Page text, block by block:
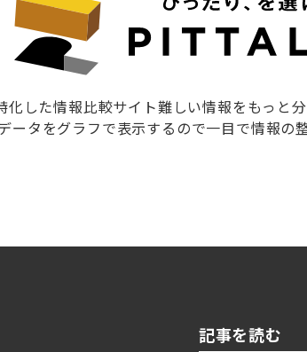
した情報比較サイト難しい情報をもっと分
ータをグラフで表示するので一目で情報の
記事を読む